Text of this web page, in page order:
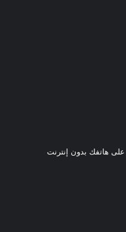
هاتفك بدون إنترنت